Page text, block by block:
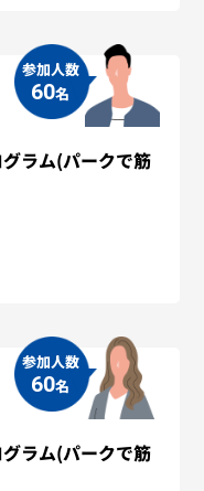
参加人数
60名
グラム(パークで筋
参加人数
60名
グラム(パークで筋